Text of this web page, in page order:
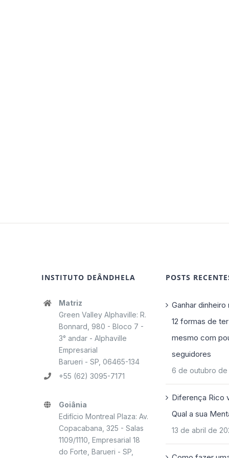
INSTITUTO DEÂNDHELA
Matriz
Green Valley Alphaville: R.
Bonnard, 980 - Bloco 7 -
3° andar - Alphaville
Empresarial
Barueri - SP, 06465-134
+55 (62) 3095-7171
Goiânia
Edifício Montreal Plaza: Av.
Copacabana, 325 - Salas
1109/1110, Empresarial 18
do Forte, Barueri - SP,
POSTS
Ganhar dinheiro
12 formas de
mesmo com
seguidores
6 de outubro de
Diferença Rico
Qual a sua
13 de abril de